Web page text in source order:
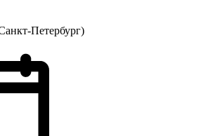
Петербург)